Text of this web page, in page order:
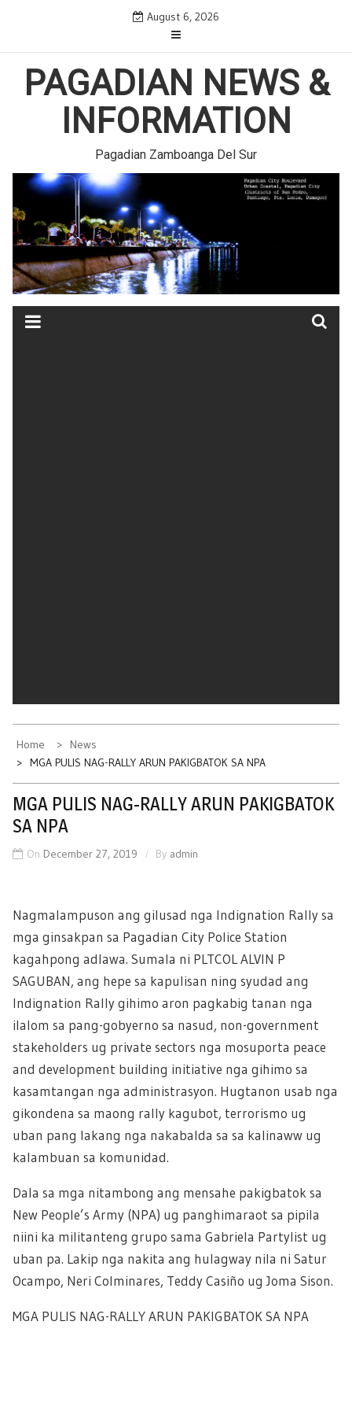
content
August 6, 2026
PAGADIAN NEWS &
INFORMATION
Pagadian Zamboanga Del Sur
Home
News
MGA PULIS NAG-RALLY ARUN PAKIGBATOK SA NPA
MGA PULIS NAG-RALLY ARUN PAKIGBATOK
SA NPA
On December 27, 2019 By admin
Nagmalampuson ang gilusad nga Indignation Rally sa
mga ginsakpan sa Pagadian City Police Station
kagahpong adlawa. Sumala ni PLTCOL ALVIN P
SAGUBAN, ang hepe sa kapulisan ning syudad ang
Indignation Rally gihimo aron pagkabig tanan nga
ilalom sa pang-gobyerno sa nasud, non-government
stakeholders ug private sectors nga mosuporta peace
and development building initiative nga gihimo sa
kasamtangan nga administrasyon. Hugtanon usab nga
gikondena sa maong rally kagubot, terrorismo ug
uban pang lakang nga nakabalda sa sa kalinaww ug
kalambuan sa komunidad.
Dala sa mga nitambong ang mensahe pakigbatok sa
New People’s Army (NPA) ug panghimaraot sa pipila
niini ka militanteng grupo sama Gabriela Partylist ug
uban pa. Lakip nga nakita ang hulagway nila ni Satur
Ocampo, Neri Colminares, Teddy Casiño ug Joma Sison.
MGA PULIS NAG-RALLY ARUN PAKIGBATOK SA NPA